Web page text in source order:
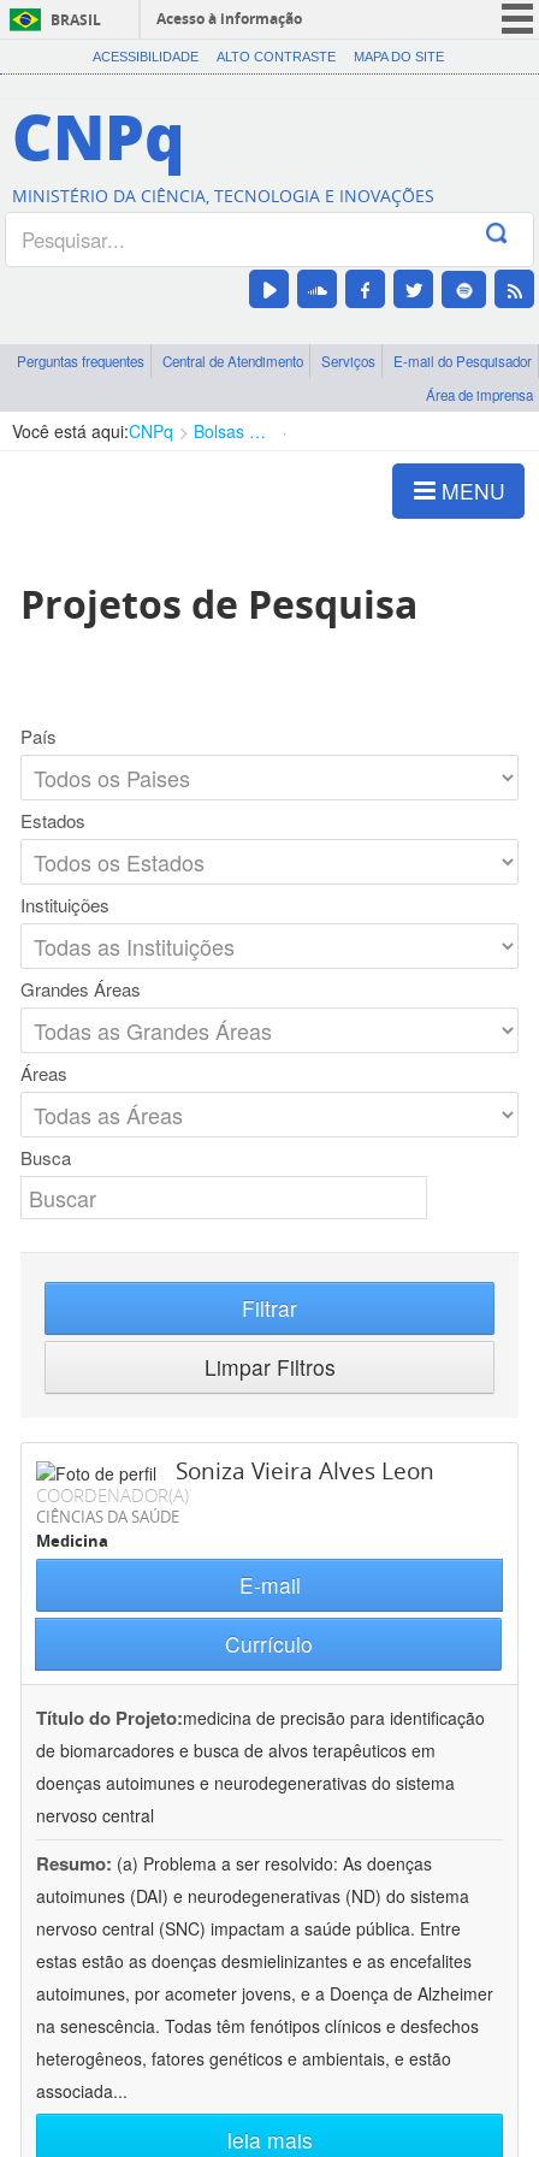
BRASIL
Acesso à informação
CORONAVÍRUS (COVID-19)
Canais
ACESSIBILIDADE ALTO CONTRASTE MAPA DO SITE
CNPq
MINISTÉRIO DA CIÊNCIA, TECNOLOGIA E INOVAÇÕES
Perguntas frequentes Central de Atendimento Serviços
E-mail do Pesquisador
Área de imprensa
Você está aqui:CNPq Bolsas e Auxílios Vigentes
MENU
Projetos de Pesquisa
País
Estados
Instituições
Grandes Áreas
Áreas
Busca
Filtrar
Limpar Filtros
Soniza Vieira Alves Leon
COORDENADOR(A)
CIÊNCIAS DA SAÚDE
Medicina
E-mail
Currículo
Título do Projeto:medicina de precisão para identificação
de biomarcadores e busca de alvos terapêuticos em
doenças autoimunes e neurodegenerativas do sistema
nervoso central
Resumo: (a) Problema a ser resolvido: As doenças
autoimunes (DAI) e neurodegenerativas (ND) do sistema
nervoso central (SNC) impactam a saúde pública. Entre
estas estão as doenças desmielinizantes e as encefalites
autoimunes, por acometer jovens, e a Doença de Alzheimer
na senescência. Todas têm fenótipos clínicos e desfechos
heterogêneos, fatores genéticos e ambientais, e estão
associada...
leia mais